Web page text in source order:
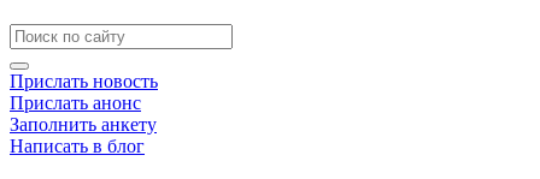
Прислать новость
Прислать анонс
Заполнить анкету
Написать в блог